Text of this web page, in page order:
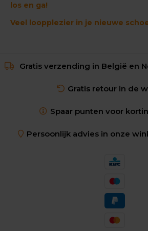
los en ga!
Veel loopplezier in je nieuwe
Gratis verzending in België en
Gratis retour in de
Spaar punten voor
Persoonlijk advies in onze